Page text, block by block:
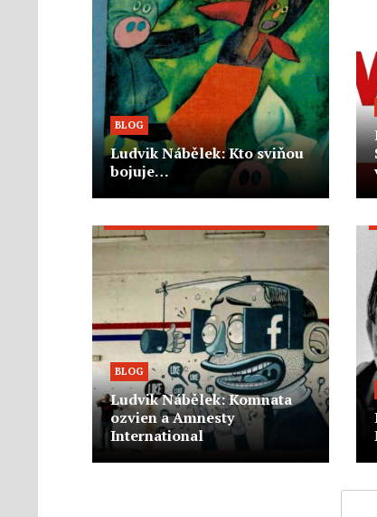
BLOG
Ludvik Nábělek: Kto sviňou
bojuje…
BLOG
Ludvik Nábělek: Komnata
ozvien a Amnesty
International